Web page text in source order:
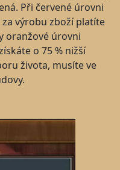
Při červené úrovni
výrobu zboží platíte
oranžové úrovni
o 75 % nižší
života, musíte ve